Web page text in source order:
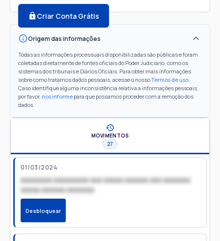
Criar Conta Grátis
Origem das informações
Todas as informações processuais disponibilizadas são públicas e foram
coletadas diretamente de fontes oficiais do Poder Judiciário, como os
sistemas dos tribunais e Diários Oficiais. Para obter mais informações
sobre como tratamos dados pessoais, acesse o nossoTermos de uso.
Caso identifique alguma inconsistência relativa a informações pessoais,
por favor, nos informe para que possamos proceder com a remoção dos
dados.
MOVIMENTOS
27
01/03/2024
xxxxxxxx xxxxxxxxx xxx xxxxx xxxxxx xxx xxxxxxx
xxxxx xxxxxx xxxxxxx
Desbloquear